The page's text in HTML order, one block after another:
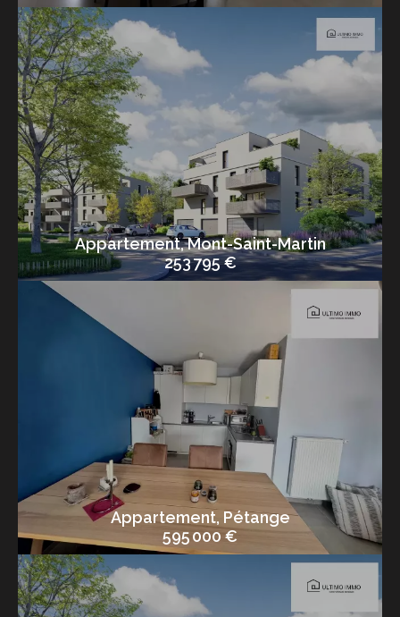
Appartement, Mont-Saint-Martin
253 795 €
Appartement, Pétange
595 000 €